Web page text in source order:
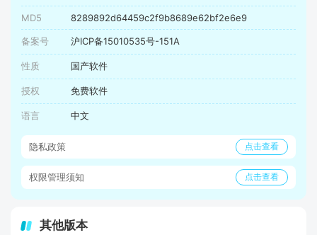
MD5 8289892d64459c2f9b8689e62bf2e6e9
备案号 沪ICP备15010535号-151A
性质 国产软件
授权 免费软件
语言 中文
隐私政策 点击查看
权限管理须知 点击查看
其他版本